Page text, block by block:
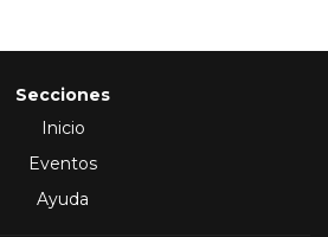
Secciones
Inicio
Eventos
Ayuda